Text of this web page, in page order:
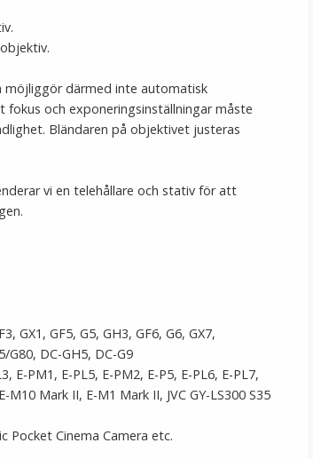
möjliggör därmed inte automatisk
och exponeringsinställningar måste
Bländaren på objektivet justeras
vi en telehållare och stativ för att
GX1, GF5, G5, GH3, GF6, G6, GX7,
G80, DC-GH5, DC-G9
E-PM1, E-PL5, E-PM2, E-P5, E-PL6, E-PL7,
Mark II, E-M1 Mark II, JVC GY-LS300 S35
Pocket Cinema Camera etc.